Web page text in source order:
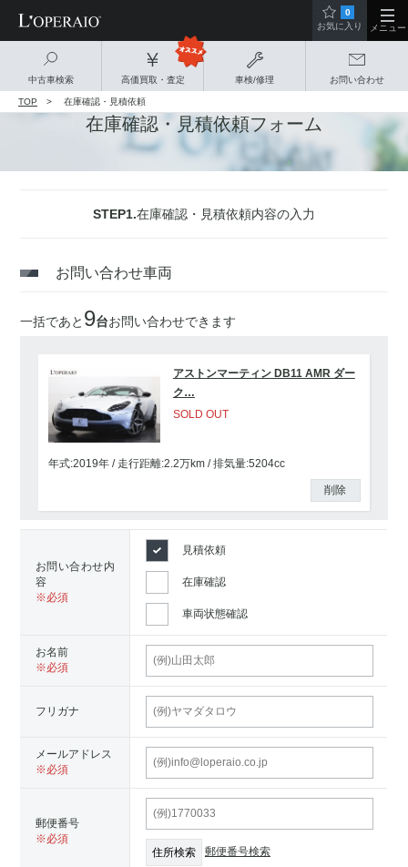
中古車検索 高価買取・査定 車検/修理 お問い合わせ
0
お気に入り
メニュー
TOP 在庫確認・見積依頼
在庫確認・見積依頼フォーム
STEP1.在庫確認・見積依頼内容の入力
お問い合わせ車両
一括であと 9台お問い合わせできます
アストンマーティン DB11 AMR ダー
ク…
SOLD OUT
年式:2019年 走行距離:2.2万km 排気量:5204cc
削除
お問い合わせ内
容
見積依頼
在庫確認
車両状態確認
お名前
フリガナ
メールアドレス
郵便番号
郵便番号検索